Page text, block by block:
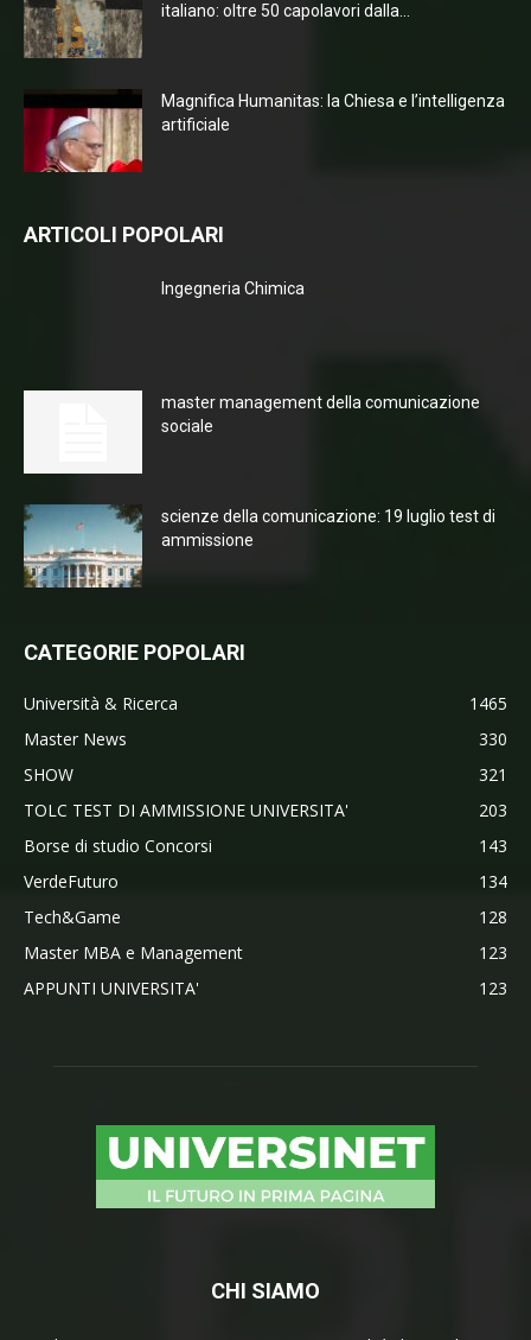
italiano: oltre 50 capolavori dalla...
Magnifica Humanitas: la Chiesa e l’intelligenza
artificiale
ARTICOLI POPOLARI
Ingegneria Chimica
master management della comunicazione
sociale
scienze della comunicazione: 19 luglio test di
ammissione
CATEGORIE POPOLARI
Università & Ricerca
1465
Master News
330
SHOW
321
TOLC TEST DI AMMISSIONE UNIVERSITA'
203
Borse di studio Concorsi
143
VerdeFuturo
134
Tech&Game
128
Master MBA e Management
123
APPUNTI UNIVERSITA'
123
CHI SIAMO